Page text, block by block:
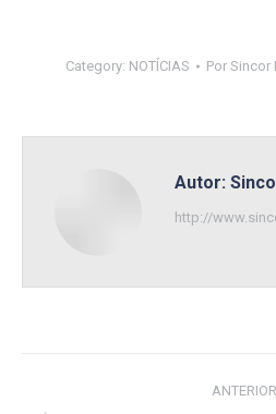
Category: NOTÍCIAS Por Sincor
Autor:
http://
ANTERIOR